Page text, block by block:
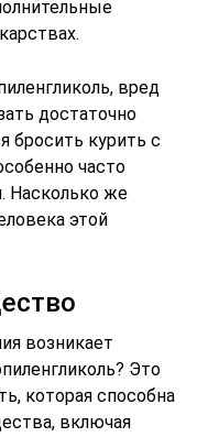
вред
достаточно
курить с
часто
Насколько же
этой
возникает
Это
которая способна
включая